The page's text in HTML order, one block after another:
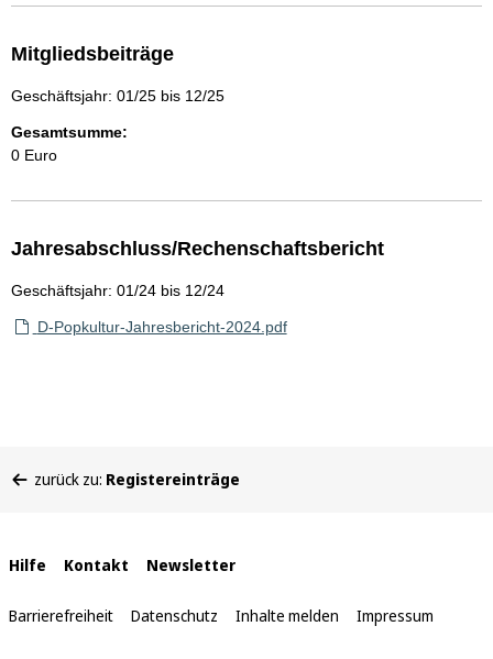
Mitgliedsbeiträge
Geschäftsjahr: 01/25 bis 12/25
Gesamtsumme:
0 Euro
Jahresabschluss/Rechenschaftsbericht
Geschäftsjahr: 01/24 bis 12/24
D-Popkultur-Jahresbericht-2024.pdf
befinden
zurück zu: Registereinträge
Interne
Links
Hilfe Kontakt Newsletter
Barrierefreiheit Datenschutz Inhalte melden Impressum